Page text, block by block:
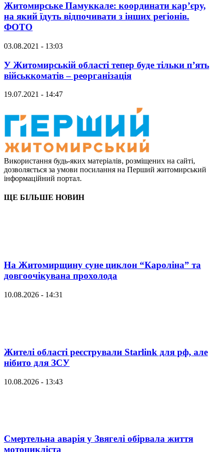
Житомирське Памуккале: координати кар’єру,
на який їдуть відпочивати з інших регіонів.
ФОТО
03.08.2021 - 13:03
У Житомирській області тепер буде тільки п’ять
військкоматів – реорганізація
19.07.2021 - 14:47
Використання будь-яких матеріалів, розміщених на сайті,
дозволяється за умови посилання на Перший житомирський
інформаційний портал.
ЩЕ БІЛЬШЕ НОВИН
На Житомирщину суне циклон “Кароліна” та
довгоочікувана прохолода
10.08.2026 - 14:31
Жителі області реєстрували Starlink для рф, але
нібито для ЗСУ
10.08.2026 - 13:43
Смертельна аварія у Звягелі обірвала життя
мотоцикліста